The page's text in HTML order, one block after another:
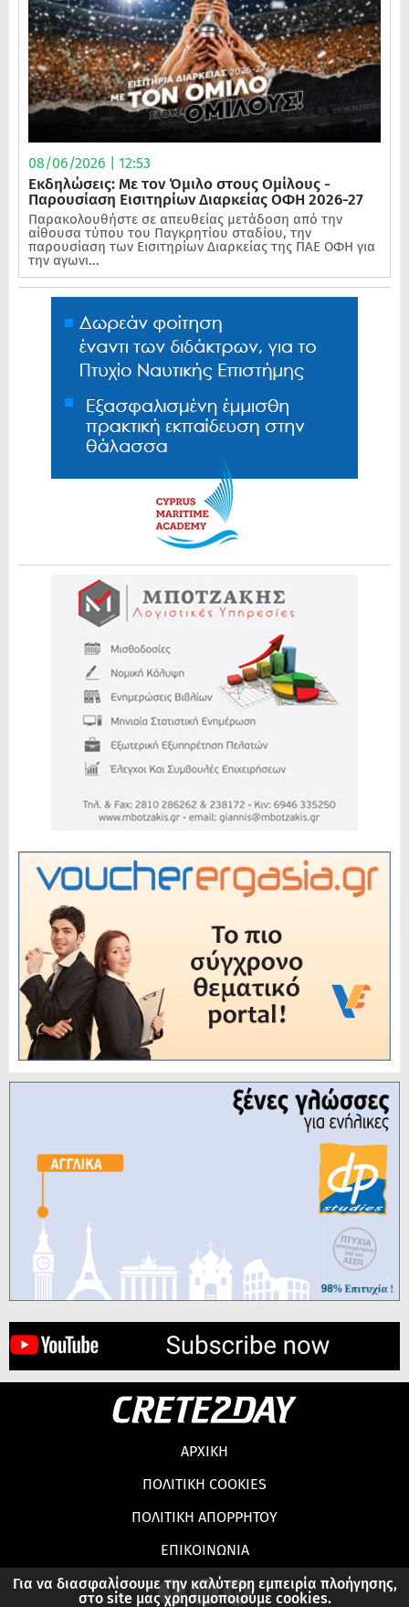
Για να διασφαλίσουμε την καλύτερη εμπειρία πλοήγησης,
στο site μας χρησιμοποιούμε cookies.
08/06/2026 | 12:53
Εκδηλώσεις: Με τον Όμιλο στους Ομίλους -
Παρουσίαση Εισιτηρίων Διαρκείας ΟΦΗ 2026-27
Παρακολουθήστε σε απευθείας μετάδοση από την
αίθουσα τύπου του Παγκρητίου σταδίου, την
παρουσίαση των Εισιτηρίων Διαρκείας της ΠΑΕ ΟΦΗ για
την αγωνι...
ΑΡΧΙΚΗ
ΠΟΛΙΤΙΚΗ COOKIES
ΠΟΛΙΤΙΚΗ ΑΠΟΡΡΗΤΟΥ
ΕΠΙΚΟΙΝΩΝΙΑ